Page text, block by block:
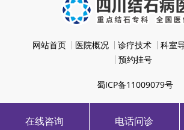
网站首页 医院概况 诊疗技术 科室
预约挂号
蜀ICP备11009079号
在线咨询 电话问诊